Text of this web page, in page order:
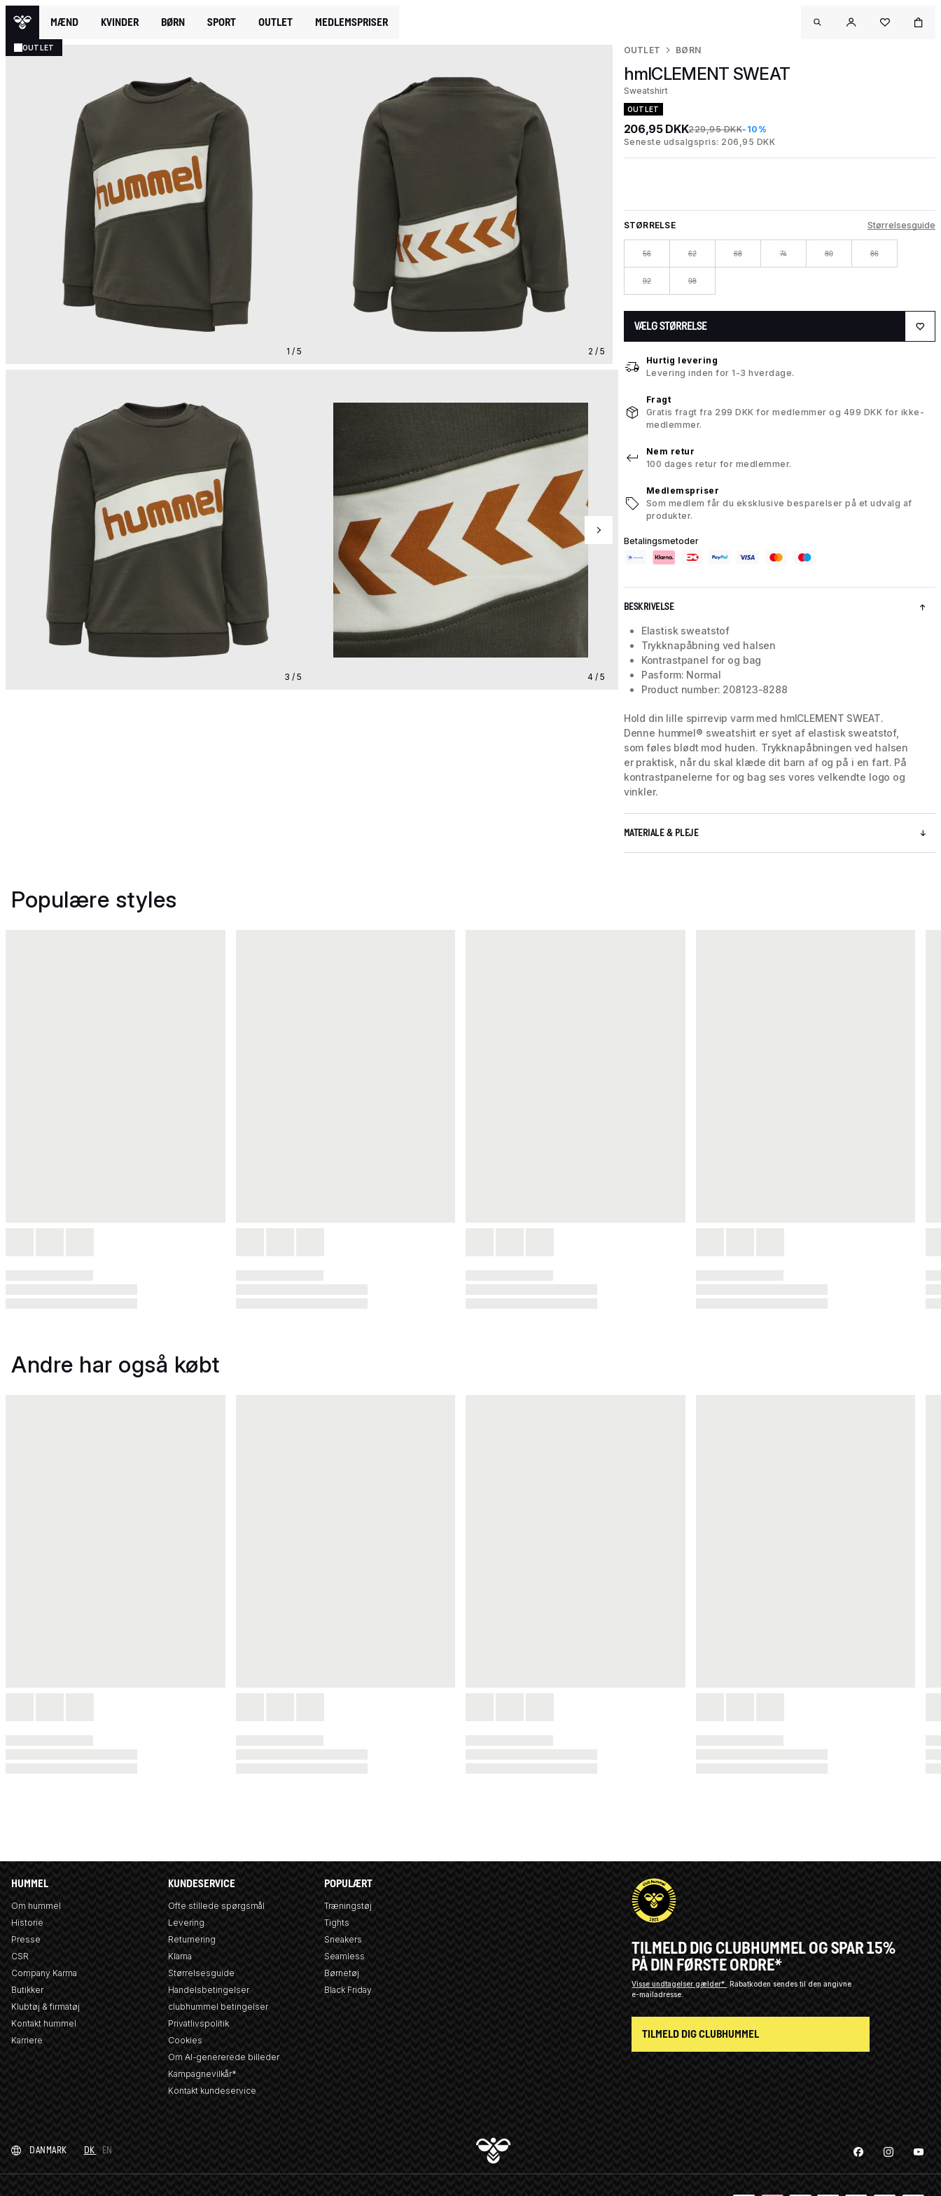
MÆND KVINDER BØRN SPORT OUTLET MEDLEMSPRISER
OUTLET
1 / 5 2 / 5
3 / 5 4 / 5
OUTLET BØRN
hmlCLEMENT SWEAT
Sweatshirt
OUTLET
206,95 DKK229,95 DKK-10%
Seneste udsalgspris: 206,95 DKK
STØRRELSE Størrelsesguide
56 62 68 74 80 86
92 98
VÆLG STØRRELSE
Hurtig levering
Levering inden for 1-3 hverdage.
Fragt
Gratis fragt fra 299 DKK for medlemmer og 499 DKK for ikke-
medlemmer.
Nem retur
100 dages retur for medlemmer.
Medlemspriser
Som medlem får du eksklusive besparelser på et udvalg af
produkter.
Betalingsmetoder
BESKRIVELSE
Elastisk sweatstof
Trykknapåbning ved halsen
Kontrastpanel for og bag
Pasform: Normal
Product number: 208123-8288
Hold din lille spirrevip varm med hmlCLEMENT SWEAT.
Denne hummel® sweatshirt er syet af elastisk sweatstof,
som føles blødt mod huden. Trykknapåbningen ved halsen
er praktisk, når du skal klæde dit barn af og på i en fart. På
kontrastpanelerne for og bag ses vores velkendte logo og
vinkler.
MATERIALE & PLEJE
Populære styles
Andre har også købt
HUMMEL
Om hummel
Historie
Presse
CSR
Company Karma
Butikker
Klubtøj & firmatøj
Kontakt hummel
Karriere
KUNDESERVICE
Ofte stillede spørgsmål
Levering
Returnering
Klarna
Størrelsesguide
Handelsbetingelser
clubhummel betingelser
Privatlivspolitik
Cookies
Om AI-genererede billeder
Kampagnevilkår*
Kontakt kundeservice
POPULÆRT
Træningstøj
Tights
Sneakers
Seamless
Børnetøj
Black Friday
TILMELD DIG CLUBHUMMEL OG SPAR 15%
PÅ DIN FØRSTE ORDRE*
Visse undtagelser gælder*
Rabatkoden sendes til den angivne
e-mailadresse.
TILMELD DIG CLUBHUMMEL
DANMARK DK EN